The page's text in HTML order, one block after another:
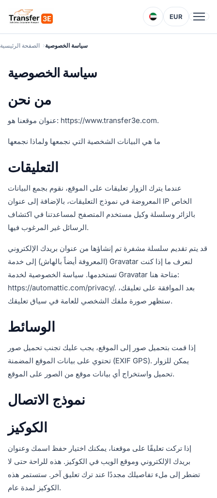
EUR
الصفحة الرئيسية سياسة الخصوصية
سياسة الخصوصية
من نحن
عنوان موقعنا هو: https://www.transfer3e.com.
ما هي البيانات الشخصية التي نجمعها ولماذا نجمعها
التعليقات
عندما يترك الزوار تعليقات على الموقع، نقوم بجمع البيانات
المعروضة في نموذج التعليقات، بالإضافة إلى عنوان IP الخاص
بالزائر وسلسلة وكيل مستخدم المتصفح لمساعدتنا في اكتشاف
الرسائل غير المرغوب فيها.
قد يتم تقديم سلسلة مشفرة تم إنشاؤها من عنوان بريدك الإلكتروني
(المعروفة أيضاً بالهاش) إلى خدمة Gravatar لنعرف ما إذا كنت
تستخدمها. سياسة الخصوصية لخدمة Gravatar متاحة هنا:
https://automattic.com/privacy/. بعد الموافقة على تعليقك،
ستظهر صورة ملفك الشخصي للعامة في سياق تعليقك.
الوسائط
إذا قمت بتحميل صور إلى الموقع، يجب عليك تجنب تحميل صور
تحتوي على بيانات الموقع المضمنة (EXIF GPS). يمكن للزوار
تحميل واستخراج أي بيانات موقع من الصور على الموقع.
نموذج الاتصال
الكوكيز
إذا تركت تعليقًا على موقعنا، يمكنك اختيار حفظ اسمك وعنوان
بريدك الإلكتروني وموقع الويب في الكوكيز. هذه للراحة حتى لا
تضطر إلى ملء تفاصيلك مجددًا عند ترك تعليق آخر. ستستمر هذه
الكوكيز لمدة عام.